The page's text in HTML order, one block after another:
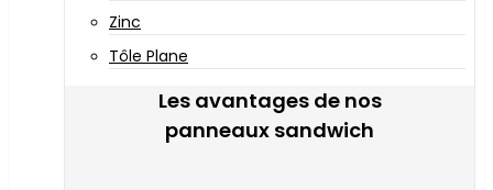
Zinc
Tôle Plane
Les avantages de nos
panneaux sandwich